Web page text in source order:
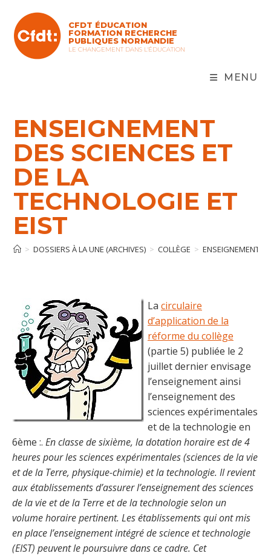
content
CFDT ÉDUCATION
FORMATION RECHERCHE
PUBLIQUES NORMANDIE
LE CHANGEMENT DANS L'ÉDUCATION
MENU
ENSEIGNEMENT
DES SCIENCES ET
DE LA
TECHNOLOGIE ET
EIST
> DOSSIERS À LA UNE (ARCHIVES) > COLLÈGE > ENSEIGNEMENT
La circulaire
d’application de la
réforme du collège
(partie 5) publiée le 2
juillet dernier envisage
l’enseignement ainsi
l’enseignement des
sciences expérimentales
et de la technologie en
6ème :. En classe de sixième, la dotation horaire est de 4
heures pour les sciences expérimentales (sciences de la vie
et de la Terre, physique-chimie) et la technologie. Il revient
aux établissements d’assurer l’enseignement des sciences
de la vie et de la Terre et de la technologie selon un
volume horaire pertinent. Les établissements qui ont mis
en place l’enseignement intégré de science et technologie
(EIST) peuvent le poursuivre dans ce cadre. Cet